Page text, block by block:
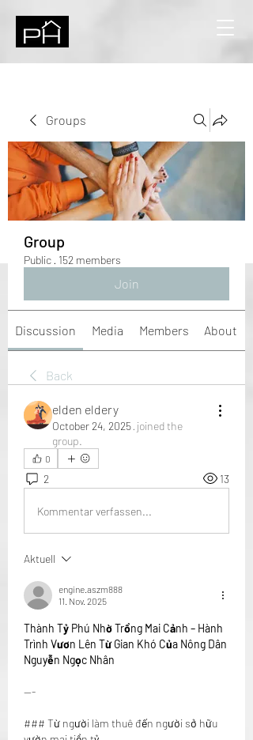
Groups
Group
Public · 152 members
Join
Discussion Media Members About
Back
elden eldery
October 24, 2025· joined the
group.
0
2 13
Kommentar verfassen...
Aktuell
engine.aszm888
11. Nov. 2025
Thành Tỷ Phú Nhờ Trồng Mai Cảnh – Hành
Trình Vươn Lên Từ Gian Khó Của Nông Dân
Nguyễn Ngọc Nhân
---
### Từ người làm thuê đến người sở hữu